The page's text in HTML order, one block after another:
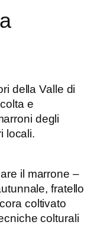
della Valle di
e
degli
locali.
il marrone –
fratello
coltivato
colturali